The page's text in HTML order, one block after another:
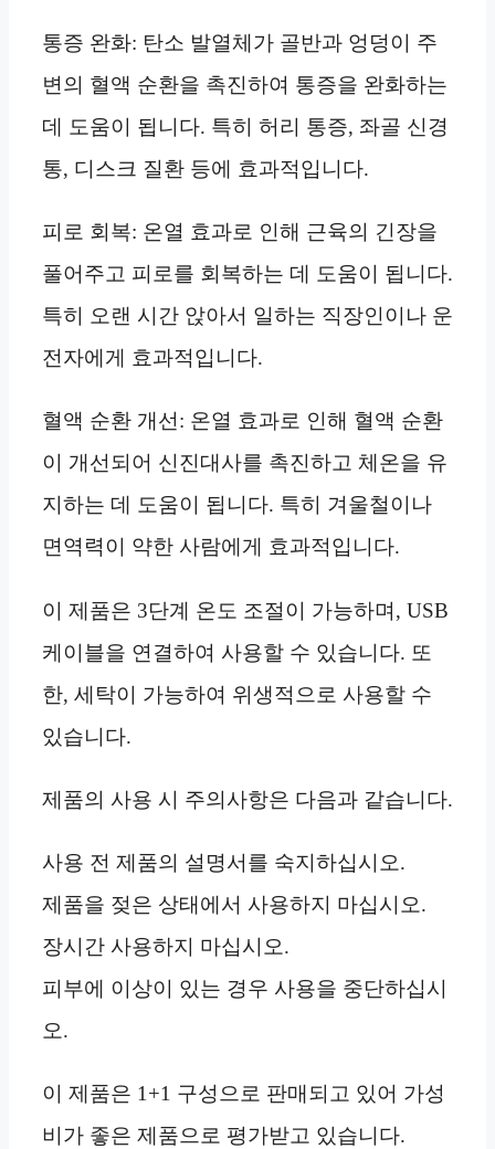
통증 완화: 탄소 발열체가 골반과 엉덩이 주
변의 혈액 순환을 촉진하여 통증을 완화하는
데 도움이 됩니다. 특히 허리 통증, 좌골 신경
통, 디스크 질환 등에 효과적입니다.
피로 회복: 온열 효과로 인해 근육의 긴장을
풀어주고 피로를 회복하는 데 도움이 됩니다.
특히 오랜 시간 앉아서 일하는 직장인이나 운
전자에게 효과적입니다.
혈액 순환 개선: 온열 효과로 인해 혈액 순환
이 개선되어 신진대사를 촉진하고 체온을 유
지하는 데 도움이 됩니다. 특히 겨울철이나
면역력이 약한 사람에게 효과적입니다.
이 제품은 3단계 온도 조절이 가능하며, USB
케이블을 연결하여 사용할 수 있습니다. 또
한, 세탁이 가능하여 위생적으로 사용할 수
있습니다.
제품의 사용 시 주의사항은 다음과 같습니다.
사용 전 제품의 설명서를 숙지하십시오.
제품을 젖은 상태에서 사용하지 마십시오.
장시간 사용하지 마십시오.
피부에 이상이 있는 경우 사용을 중단하십시
오.
이 제품은 1+1 구성으로 판매되고 있어 가성
비가 좋은 제품으로 평가받고 있습니다.